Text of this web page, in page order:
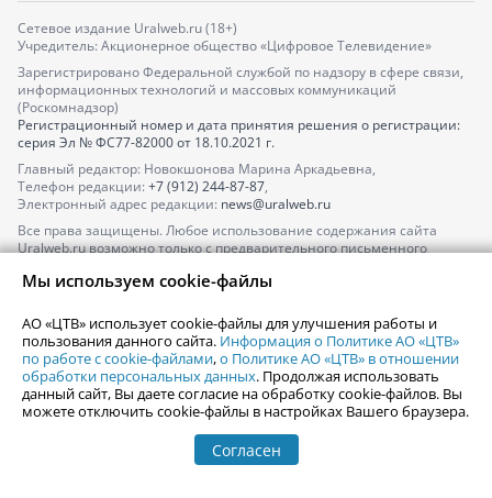
Сетевое издание Uralweb.ru (18+)
Учредитель: Акционерное общество «Цифровое Телевидение»
Зарегистрировано Федеральной службой по надзору в сфере связи,
информационных технологий и массовых коммуникаций
(Роскомнадзор)
Регистрационный номер и дата принятия решения о регистрации:
серия Эл № ФС77-82000от 18.10.2021 г.
Главный редактор: Новокшонова Марина Аркадьевна,
Телефон редакции: +7 (912) 244-87-87,
Электронный адрес редакции: news@uralweb.ru
Все права защищены. Любое использование содержания сайта
Uralweb.ru возможно только с предварительного письменного
По вопросам размещения рекламы обращайтесь по тел.
По вопросам размещения информации в разделе «Афиша»
afisha@uralweb.ru
Пользовательское соглашение на использование сайта
Политика АО «ЦТВ» в отношении обработки персональных данных
Мы используем cookie-файлы
АО «ЦТВ» использует cookie-файлы для улучшения работы и
пользования данного сайта. Информация о Политике АО «ЦТВ»
по работе с cookie-файлами,о Политике АО «ЦТВ» в отношении
обработки персональных данных. Продолжая использовать
данный сайт, Вы даете согласие на обработку cookie-файлов. Вы
можете отключить cookie-файлы в настройках Вашего браузера.
Согласен